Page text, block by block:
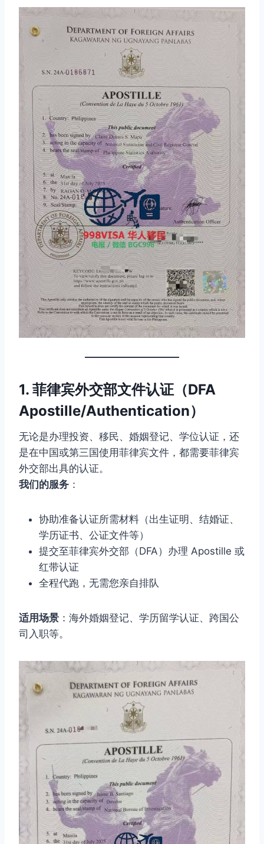
1. 菲律宾外交部文件认证（DFA
Apostille/Authentication）
无论是办理投资、移民、婚姻登记、学位认证，还
是在中国或第三国使用菲律宾文件，都需要菲律宾
外交部出具的认证。
我们的服务 ：
协助准备认证所需材料（出生证明、结婚证、
学历证书、公证文件等）
提交至菲律宾外交部（DFA）办理 Apostille 或
红带认证
全程代跑，无需您亲自排队
适用场景 ：海外婚姻登记、学历留学认证、跨国公
司入职等。